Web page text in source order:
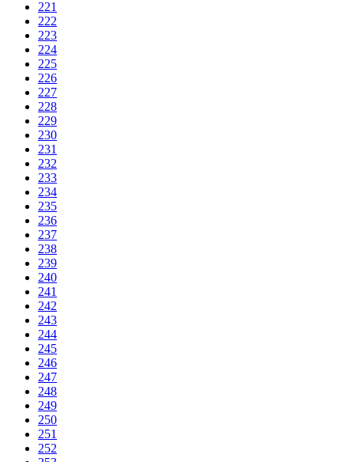
221
222
223
224
225
226
227
228
229
230
231
232
233
234
235
236
237
238
239
240
241
242
243
244
245
246
247
248
249
250
251
252